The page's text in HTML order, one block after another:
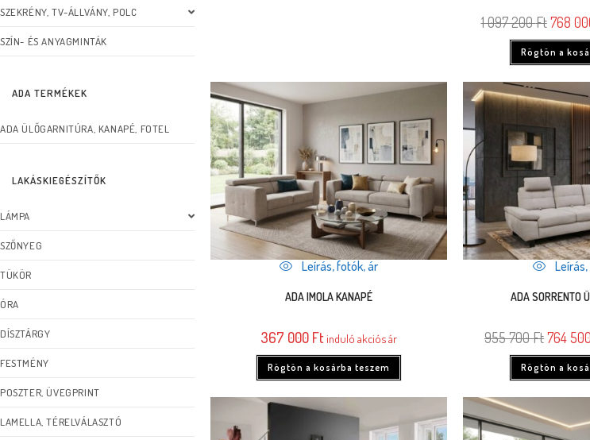
SZEKRÉNY, TV-ÁLLVÁNY, POLC
SZÍN- ÉS ANYAGMINTÁK
ADA TERMÉKEK
ADA ÜLŐGARNITÚRA, KANAPÉ, FOTEL
LAKÁSKIEGÉSZÍTŐK
LÁMPA
SZŐNYEG
TÜKÖR
ÓRA
DÍSZTÁRGY
FESTMÉNY
POSZTER, ÜVEGPRINT
LAMELLA, TÉRELVÁLASZTÓ
1 097 200Ft 768
Rögtön a
Leírás, fotók, ár
ADA IMOLA KANAPÉ
367 000 Ftinduló akciós ár
Rögtön a kosárba teszem
ADA SORRENTO
955 700Ft764 500
Rögtön a